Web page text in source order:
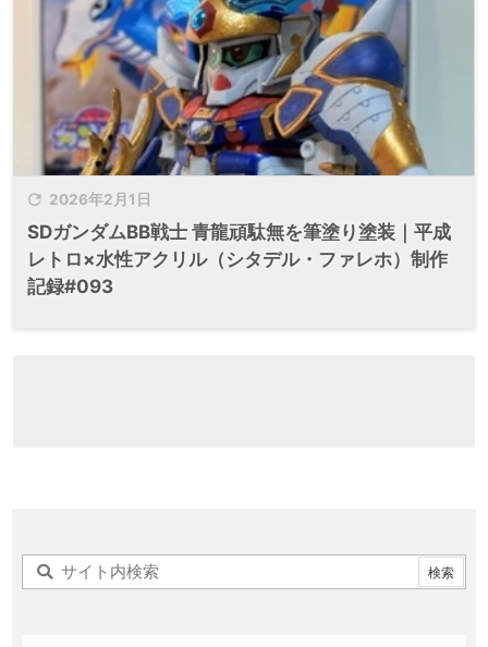
 2026年2月1日
SDガンダムBB戦士 青龍頑駄無を筆塗り塗装｜平成
レトロ×水性アクリル（シタデル・ファレホ）制作
記録#093